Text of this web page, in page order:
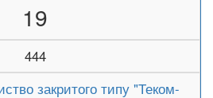
19
444
закритого типу "Теком-